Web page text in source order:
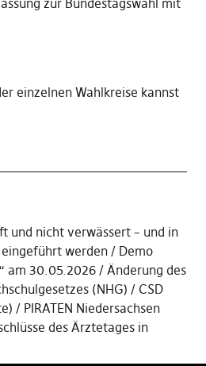
zur Bundestagswahl mit
einzelnen Wahlkreise kannst
und nicht verwässert – und in
werden
Demo
am 30.05.2026
Änderung des
(NHG)
CSD
PIRATEN Niedersachsen
des Ärztetages in